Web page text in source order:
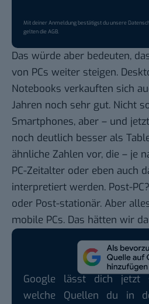
Mit deiner Anmeldung bestätigst du unsere
gelten dieAGB.
Das würde aber bedeuten,
von PCs weiter steigen.
Notebooks verkauften sich
Jahren noch sehr gut. Nicht
Smartphones, aber – und
noch deutlich besser als
ähnliche Zahlen vor, die – je
PC-Zeitalter oder eben auch
interpretiert werden. Post-
oder Post-stationär. Aber
mobile PCs. Das hätten wir
Google lässt dich jetzt
welche Quellen du in